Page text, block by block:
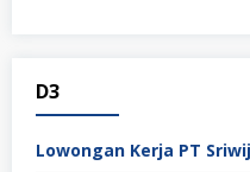
D3
Lowongan Kerja PT